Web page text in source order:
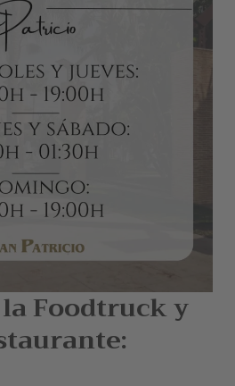
Foodtruck y